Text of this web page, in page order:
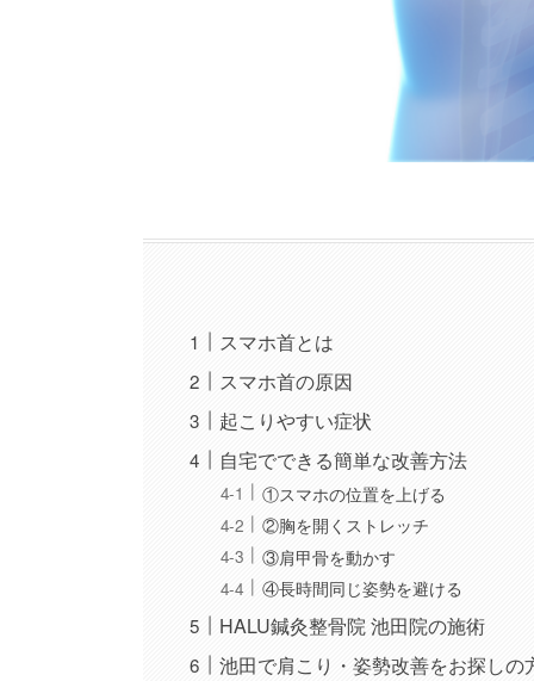
スマホ首とは
スマホ首の原因
起こりやすい症状
自宅でできる簡単な改善方法
①スマホの位置を上げる
②胸を開くストレッチ
③肩甲骨を動かす
④長時間同じ姿勢を避ける
HALU鍼灸整骨院 池田院の施術
池田で肩こり・姿勢改善をお探しの